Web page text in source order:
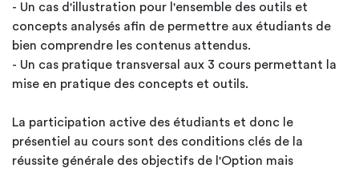
- Un cas d'illustration pour l'ensemble des outils et
concepts analysés afin de permettre aux étudiants de
bien comprendre les contenus attendus.
- Un cas pratique transversal aux 3 cours permettant la
mise en pratique des concepts et outils.
La participation active des étudiants et donc le
présentiel au cours sont des conditions clés de la
réussite générale des objectifs de l'Option mais